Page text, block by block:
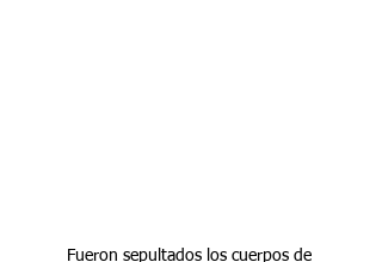
Fueron sepultados los cuerpos de